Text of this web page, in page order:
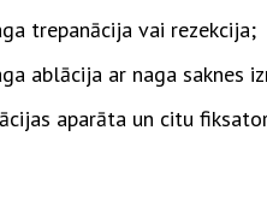
trepanācija vai rezekcija;
ablācija ar naga saknes
aparāta un citu